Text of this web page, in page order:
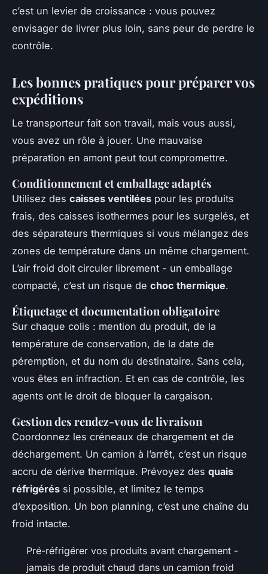
c’est un levier de croissance : vous pouvez
envisager de livrer plus loin, sans peur de perdre le
contrôle.
Les bonnes pratiques pour préparer vos
expéditions
Le transporteur fait son travail, mais vous aussi,
vous avez un rôle à jouer. Une mauvaise
préparation en amont peut tout compromettre.
Conditionnement et emballage adaptés
Utilisez des caisses ventilées pour les produits
frais, des caisses isothermes pour les surgelés, et
des séparateurs thermiques si vous mélangez des
zones de température dans un même chargement.
L’air froid doit circuler librement - un emballage
compacté, c’est un risque de choc thermique.
Étiquetage et documentation obligatoire
Sur chaque colis : mention du produit, de la
température de conservation, de la date de
péremption, et du nom du destinataire. Sans cela,
vous êtes en infraction. Et en cas de contrôle, les
agents ont le droit de bloquer la cargaison.
Gestion des rendez-vous de livraison
Coordonnez les créneaux de chargement et de
déchargement. Un camion à l’arrêt, c’est un risque
accru de dérive thermique. Prévoyez des quais
réfrigérés si possible, et limitez le temps
d’exposition. Un bon planning, c’est une chaîne du
froid intacte.
Pré-réfrigérer vos produits avant chargement -
jamais de produit chaud dans un camion froid